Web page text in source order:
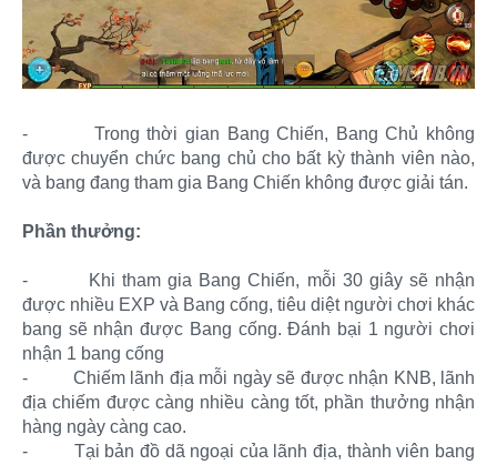
-
Trong thời gian Bang Chiến, Bang Chủ không
được chuyển chức bang chủ cho bất kỳ thành viên nào,
và bang đang tham gia Bang Chiến không được giải tán.
Phần thưởng:
-
Khi tham gia Bang Chiến, mỗi 30 giây sẽ nhận
được nhiều EXP và Bang cống, tiêu diệt người chơi khác
bang sẽ nhận được Bang cống. Đánh bại 1 người chơi
nhận 1 bang cống
-
Chiếm lãnh địa mỗi ngày sẽ được nhận KNB, lãnh
địa chiếm được càng nhiều càng tốt, phần thưởng nhận
hàng ngày càng cao.
-
Tại bản đồ dã ngoại của lãnh địa, thành viên bang